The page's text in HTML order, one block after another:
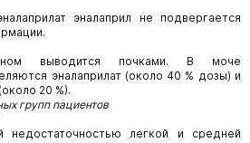
эналаприл не подвергается
выводится почками. В моче
эналаприлат (около 40 % дозы) и
20 %).
групп пациентов
недостаточностью легкой и средней